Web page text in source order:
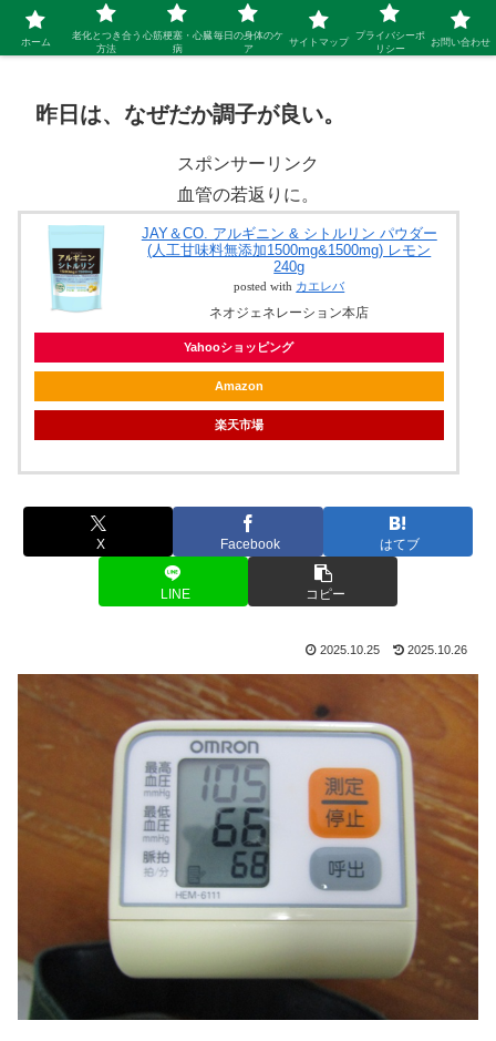
シニア 新しい人生を開拓するブログ
昨日は、なぜだか調子が良い。
スポンサーリンク
血管の若返りに。
JAY＆CO. アルギニン & シトルリン パウダー
(人工甘味料無添加1500mg&1500mg) レモン
240g
posted with カエレバ
ネオジェネレーション本店
Yahooショッピング
Amazon
楽天市場
X Facebook はてブ
LINE コピー
2025.10.25 2025.10.26
ホーム
老化とつき合う
方法
心筋梗塞・心臓
病
毎日の身体のケ
ア
サイトマップ
プライバシーポ
リシー
お問い合わせ